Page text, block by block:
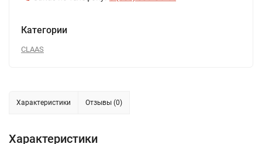
Категории
CLAAS
Характеристики Отзывы (0)
Характеристики